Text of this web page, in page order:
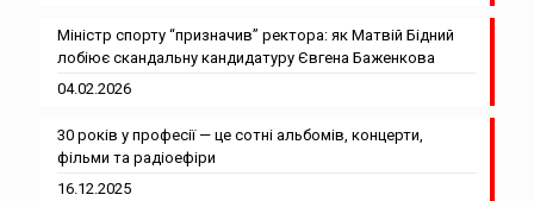
Міністр спорту “призначив” ректора: як Матвій Бідний
лобіює скандальну кандидатуру Євгена Баженкова
04.02.2026
30 років у професії — це сотні альбомів, концерти,
фільми та радіоефіри
16.12.2025